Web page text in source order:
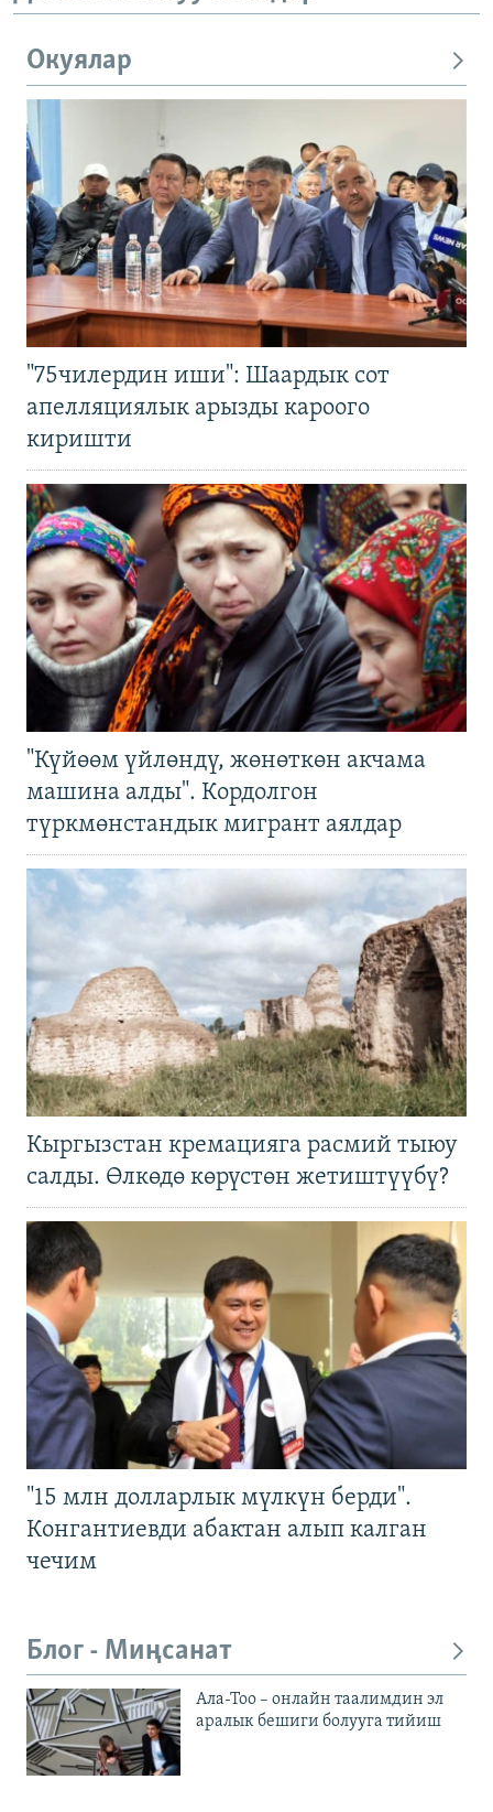
Окуялар
"75чилердин иши": Шаардык сот
апелляциялык арызды кароого
киришти
"Күйөөм үйлөндү, жөнөткөн акчама
машина алды". Кордолгон
түркмөнстандык мигрант аялдар
Кыргызстан кремацияга расмий тыюу
салды. Өлкөдө көрүстөн жетиштүүбү?
"15 млн долларлык мүлкүн берди".
Конгантиевди абактан алып калган
чечим
Блог - Миңсанат
Ала-Тоо – онлайн таалимдин эл
аралык бешиги болууга тийиш